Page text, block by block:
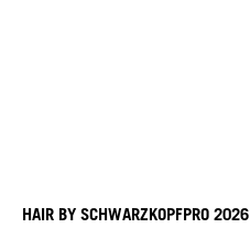
HAIR BY SCHWARZKOPFPRO 2026